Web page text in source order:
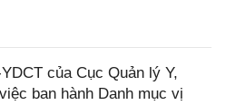
của Cục Quản lý Y,
ban hành Danh mục vị